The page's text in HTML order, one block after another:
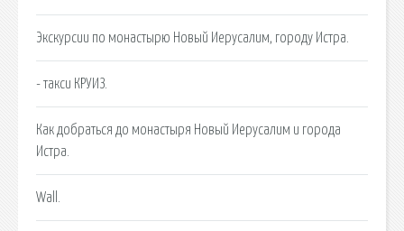
Экскурсии по монастырю Новый Иерусалим, городу Истра.
- такси КРУИЗ.
Как добраться до монастыря Новый Иерусалим и города
Истра.
Wall.